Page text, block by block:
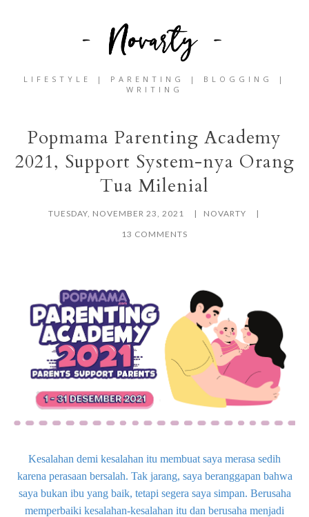
LIFESTYLE | PARENTING | BLOGGING |
WRITING
Popmama Parenting Academy
2021, Support System-nya Orang
Tua Milenial
TUESDAY, NOVEMBER 23, 2021
NOVARTY
13 COMMENTS
Kesalahan demi kesalahan itu membuat saya merasa sedih
karena perasaan bersalah. Tak jarang, saya beranggapan bahwa
saya bukan ibu yang baik, tetapi segera saya simpan. Berusaha
memperbaiki kesalahan-kesalahan itu dan berusaha menjadi